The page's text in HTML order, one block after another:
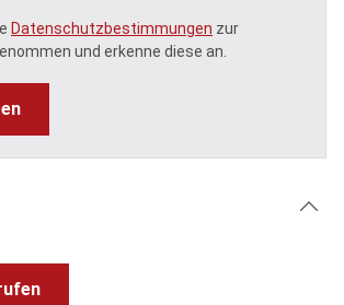
Datenschutzbestimmungen zur
und erkenne diese an.